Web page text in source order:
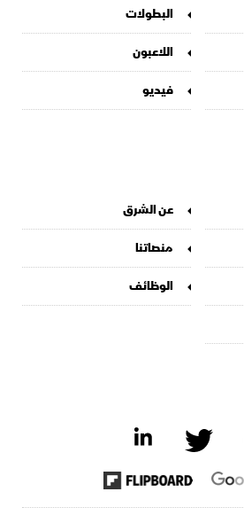
البطولات
اللاعبون
فيديو
عن الشرق
منصاتنا
الوظائف